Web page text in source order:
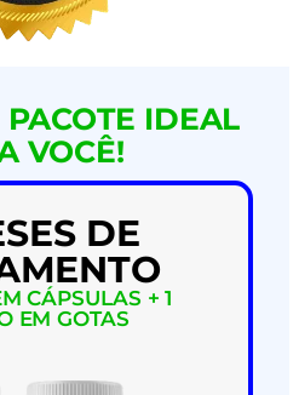
IDEAL
VOCÊ!
DE
CÁPSULAS + 1
EM GOTAS